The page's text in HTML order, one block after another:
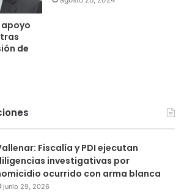
de
Fiscalía y PDI ejecutan
investigativas por
ocurrido con arma blanca
junio 29, 2026